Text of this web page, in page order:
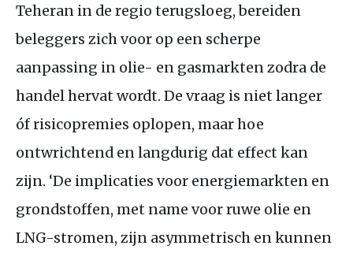
Teheran in de regio terugsloeg, bereiden
beleggers zich voor op een scherpe
aanpassing in olie- en gasmarkten zodra de
handel hervat wordt. De vraag is niet langer
óf risicopremies oplopen, maar hoe
ontwrichtend en langdurig dat effect kan
zijn. ‘De implicaties voor energiemarkten en
grondstoffen, met name voor ruwe olie en
LNG-stromen, zijn asymmetrisch en kunnen